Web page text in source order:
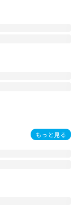
もっと見る